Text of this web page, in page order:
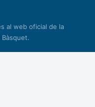
al web oficial de la
Bàsquet.